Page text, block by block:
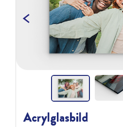
Previous
Acrylglasbild